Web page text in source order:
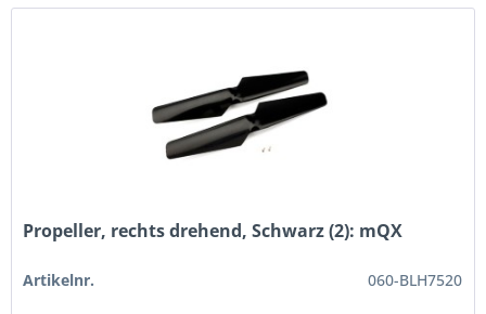
Propeller, rechts drehend, Schwarz (2): mQX
Artikelnr. 060-BLH7520